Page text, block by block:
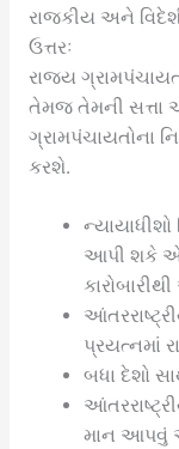
રાજકીય અને
ઉત્તરઃ
રાજ્ય
તેમજ તેમની સત્તા
ગ્રામપંચાયતોના
કરશે.
આપી શકે એ
પ્રયત્નમાં
બધા દેશો
માન આપવું